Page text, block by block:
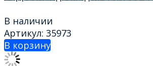
В наличии
Артикул: 35973
В корзину